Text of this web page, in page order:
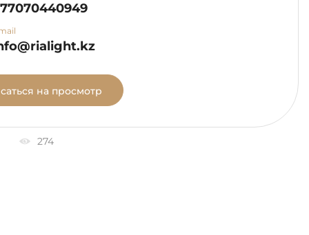
на просмотр
274